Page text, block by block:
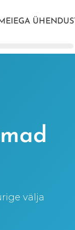
ÜHENDUST
välja